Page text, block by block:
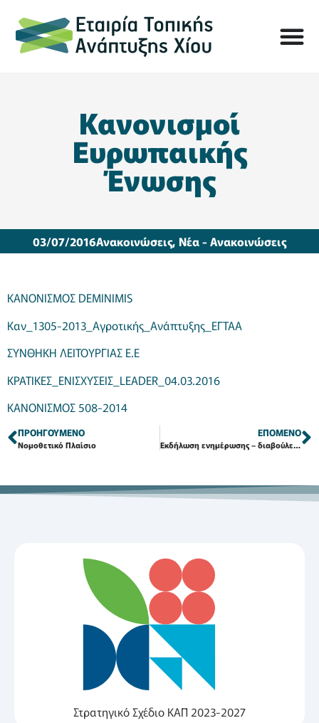
Κανονισμοί
Ευρωπαικής
Ένωσης
03/07/2016Ανακοινώσεις, Νέα - Ανακοινώσεις
ΚΑΝΟΝΙΣΜΟΣ DEMINIMIS
Καν_1305-2013_Αγροτικής_Ανάπτυξης_ΕΓΤΑΑ
ΣΥΝΘΗΚΗ ΛΕΙΤΟΥΡΓΙΑΣ Ε.Ε
ΚΡΑΤΙΚΕΣ_ΕΝΙΣΧΥΣΕΙΣ_LEADER_04.03.2016
ΚΑΝΟΝΙΣΜΟΣ 508-2014
ΠΡΟΗΓΟΎΜΕΝΟ
Νομοθετικό Πλαίσιο
ΕΠΌΜΕΝΟ
Εκδήλωση ενημέρωσης – διαβούλευσης στην Αμανή, για το σχεδιασμό του νέου προγράμματος “CLLD (LEADER) 2014-2020″
Στρατηγικό Σχέδιο ΚΑΠ 2023-2027